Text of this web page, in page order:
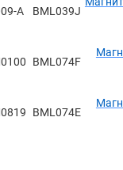
A BML039J
BML074F
BML074E